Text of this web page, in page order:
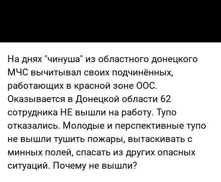
На днях "чинуша" из областного донецкого
МЧС вычитывал своих подчинённых,
работающих в красной зоне ООС.
Оказывается в Донецкой области 62
сотрудника НЕ вышли на работу. Тупо
отказались. Молодые и перспективные тупо
не вышли тушить пожары, вытаскивать с
минных полей, спасать из других опасных
ситуаций. Почему не вышли?